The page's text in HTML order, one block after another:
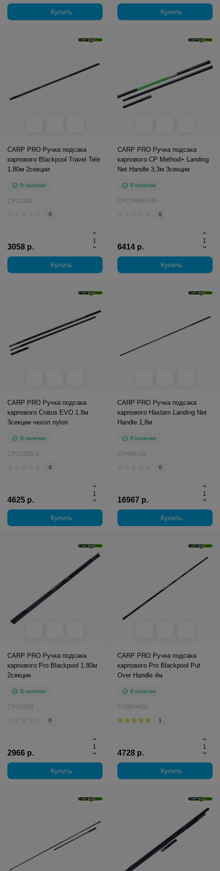
Купить Купить
CARP PRO Ручка подсака
карпового Blackpool Travel Tele
1,80м 2секции
В наличии
CPX1802
0
3058 р.
Купить
CARP PRO Ручка подсака
карпового CP Method+ Landing
Net Handle 3,3м 3секции
В наличии
CPCPMFH330
0
6414 р.
Купить
CARP PRO Ручка подсака
карпового Cratus EVO 1.8м
3секции чехол nylon
В наличии
CPX1805-3
0
4625 р.
Купить
CARP PRO Ручка подсака
карпового Hastam Landing Net
Handle 1,8м
В наличии
CPHNH18
0
16967 р.
Купить
CARP PRO Ручка подсака
карпового Pro Blackpool 1.80м
2секции
В наличии
CPX1809
0
2966 р.
Купить
CARP PRO Ручка подсака
карпового Pro Blackpool Put
Over Handle 4м
В наличии
CPBPH400
1
4728 р.
Купить